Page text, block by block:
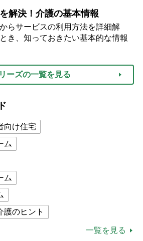
解決！介護の基本情報
らサービスの利用方法を詳細解
き、知っておきたい基本的な情報
ーズの一覧を見る
向け住宅
ム
ム
護のヒント
一覧を見る